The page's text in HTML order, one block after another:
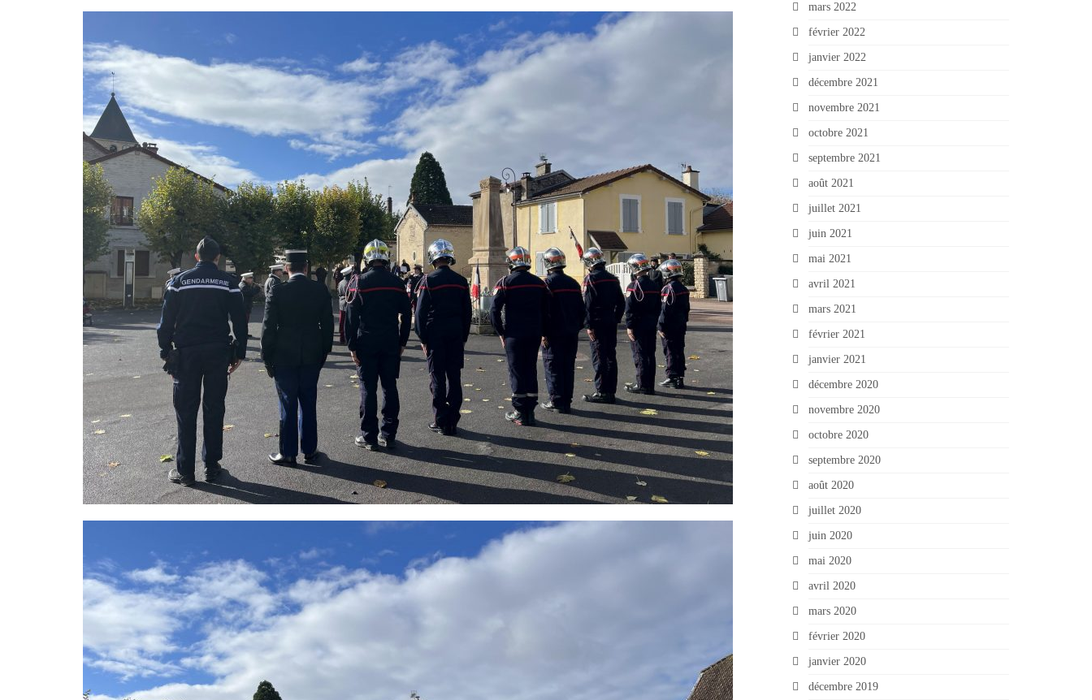
mars 2022
février 2022
janvier 2022
décembre 2021
novembre 2021
octobre 2021
septembre 2021
août 2021
juillet 2021
juin 2021
mai 2021
avril 2021
mars 2021
février 2021
janvier 2021
décembre 2020
novembre 2020
octobre 2020
septembre 2020
août 2020
juillet 2020
juin 2020
mai 2020
avril 2020
mars 2020
février 2020
janvier 2020
décembre 2019